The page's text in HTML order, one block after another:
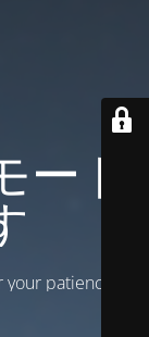
ド
patience!